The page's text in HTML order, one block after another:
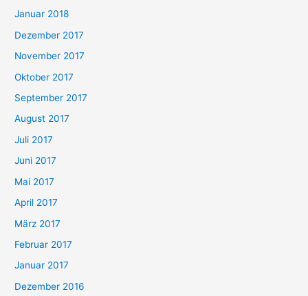
Januar 2018
Dezember 2017
November 2017
Oktober 2017
September 2017
August 2017
Juli 2017
Juni 2017
Mai 2017
April 2017
März 2017
Februar 2017
Januar 2017
Dezember 2016